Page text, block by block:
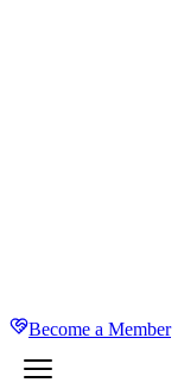
Become a Member